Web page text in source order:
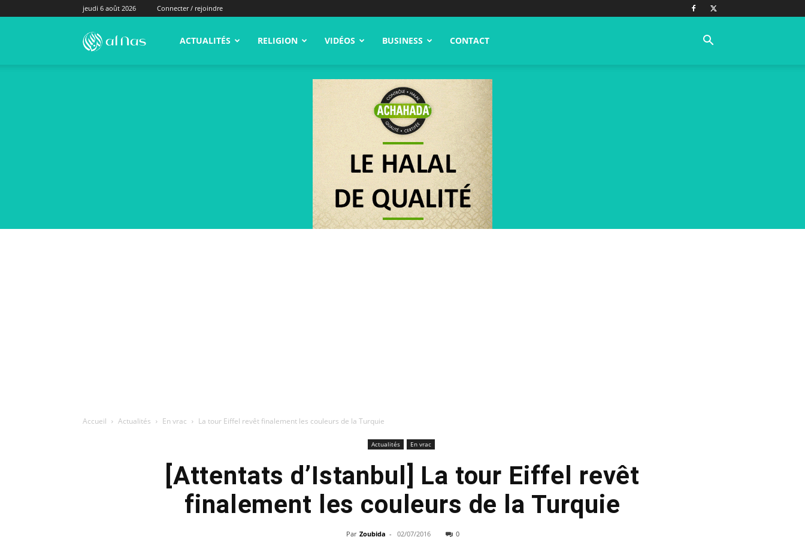
jeudi 6 août 2026 Connecter / rejoindre
alNas.fr ACTUALITÉS RELIGION VIDÉOS BUSINESS CONTACT
Accueil Actualités En vrac La tour Eiffel revêt finalement les couleurs de la Turquie
Actualités En vrac
[Attentats d’Istanbul] La tour Eiffel revêt
finalement les couleurs de la Turquie
Par Zoubida - 02/07/2016 0